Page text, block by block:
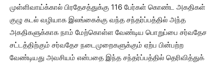
முள்ளிவாய்க்கால் பிரதேசத்துக்கு 116 பேர்கள் கொண்ட அகதிகள்
குழு கடல் வழியாக இலங்கைக்கு வந்த சந்தர்ப்பத்தில் அந்த
அகதிகளுக்காக நாம் மேற்கொள்ள வேண்டிய பொறுப்பை சர்வதேச
சட்டத்திற்கும் சர்வதேச நடைமுறைகளுக்கும் ஏற்ப பின்பற்ற
வேண்டியது அவசியம் என்பதை இந்த சந்தர்ப்பத்தில் தெரிவித்துக்